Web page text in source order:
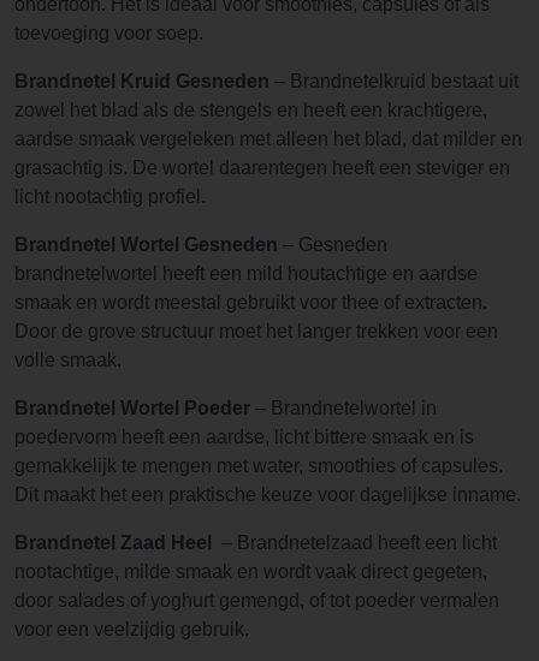
ondertoon. Het is ideaal voor smoothies, capsules of als
toevoeging voor soep.
Brandnetel Kruid Gesneden – Brandnetelkruid bestaat uit
zowel het blad als de stengels en heeft een krachtigere,
aardse smaak vergeleken met alleen het blad, dat milder en
grasachtig is. De wortel daarentegen heeft een steviger en
licht nootachtig profiel.
Brandnetel Wortel Gesneden – Gesneden
brandnetelwortel heeft een mild houtachtige en aardse
smaak en wordt meestal gebruikt voor thee of extracten.
Door de grove structuur moet het langer trekken voor een
volle smaak.
Brandnetel Wortel Poeder – Brandnetelwortel in
poedervorm heeft een aardse, licht bittere smaak en is
gemakkelijk te mengen met water, smoothies of capsules.
Dit maakt het een praktische keuze voor dagelijkse inname.
Brandnetel Zaad Heel
– Brandnetelzaad heeft een licht
nootachtige, milde smaak en wordt vaak direct gegeten,
door salades of yoghurt gemengd, of tot poeder vermalen
voor een veelzijdig gebruik.